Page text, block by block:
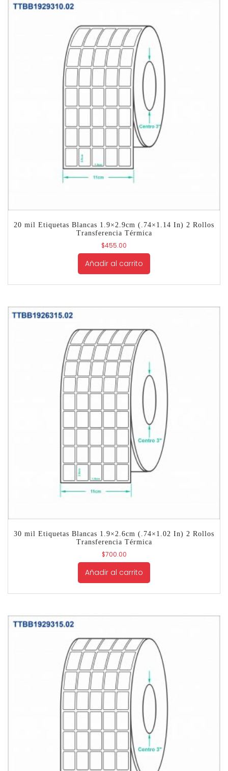
20 mil Etiquetas Blancas 1.9×2.9cm (.74×1.14 In) 2 Rollos
Transferencia Térmica
$455.00
Añadir al carrito
30 mil Etiquetas Blancas 1.9×2.6cm (.74×1.02 In) 2 Rollos
Transferencia Térmica
$700.00
Añadir al carrito